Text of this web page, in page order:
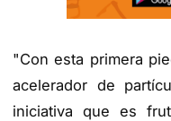
"Con esta primera
acelerador de
iniciativa que es